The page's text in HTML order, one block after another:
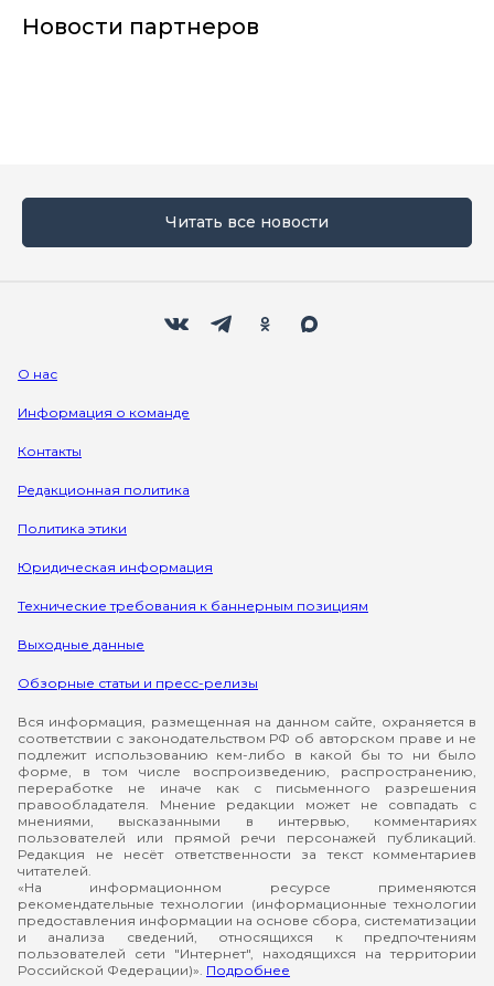
Новости партнеров
Читать все новости
О нас
Информация о команде
Контакты
Редакционная политика
Политика этики
Юридическая информация
Технические требования к баннерным позициям
Выходные данные
Обзорные статьи и пресс-релизы
Вся информация, размещенная на данном сайте, охраняется в
соответствии с законодательством РФ об авторском праве и не
подлежит использованию кем-либо в какой бы то ни было
форме, в том числе воспроизведению, распространению,
переработке не иначе как с письменного разрешения
правообладателя. Мнение редакции может не совпадать с
мнениями, высказанными в интервью, комментариях
пользователей или прямой речи персонажей публикаций.
Редакция не несёт ответственности за текст комментариев
читателей.
«На информационном ресурсе применяются
рекомендательные технологии (информационные технологии
предоставления информации на основе сбора, систематизации
и анализа сведений, относящихся к предпочтениям
пользователей сети "Интернет", находящихся на территории
Российской Федерации)». Подробнее